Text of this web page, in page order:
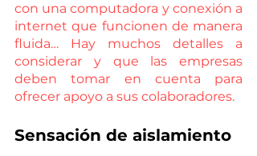
con una computadora y conexión a
internet que funcionen de manera
fluida… Hay muchos detalles a
considerar y que las empresas
deben tomar en cuenta para
ofrecer apoyo a sus colaboradores.
Sensación de aislamiento